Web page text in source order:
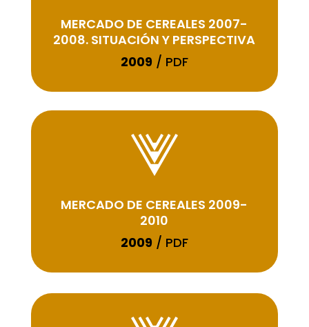
MERCADO DE CEREALES 2007-
2008. SITUACIÓN Y PERSPECTIVA
2009 / PDF
MERCADO DE CEREALES 2009-
2010
2009 / PDF